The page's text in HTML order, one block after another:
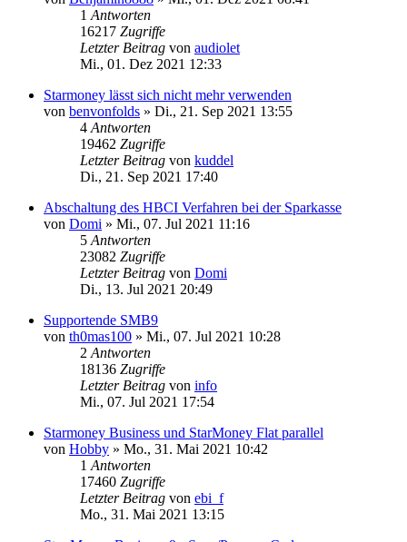
1 Antworten
16217 Zugriffe
Letzter Beitrag von audiolet
Mi., 01. Dez 2021 12:33
Starmoney lässt sich nicht mehr verwenden
von benvonfolds » Di., 21. Sep 2021 13:55
4 Antworten
19462 Zugriffe
Letzter Beitrag von kuddel
Di., 21. Sep 2021 17:40
Abschaltung des HBCI Verfahren bei der Sparkasse
von Domi » Mi., 07. Jul 2021 11:16
5 Antworten
23082 Zugriffe
Letzter Beitrag von Domi
Di., 13. Jul 2021 20:49
Supportende SMB9
von th0mas100 » Mi., 07. Jul 2021 10:28
2 Antworten
18136 Zugriffe
Letzter Beitrag von info
Mi., 07. Jul 2021 17:54
Starmoney Business und StarMoney Flat parallel
von Hobby » Mo., 31. Mai 2021 10:42
1 Antworten
17460 Zugriffe
Letzter Beitrag von ebi_f
Mo., 31. Mai 2021 13:15